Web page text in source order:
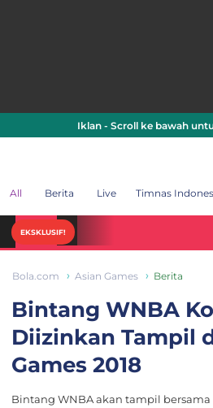
Iklan - Scroll ke bawah
All Berita Live Timnas
EKSKLUSIF!
Bola.com Asian Games Berita
Bintang WNBA
Diizinkan Tampil
Games 2018
Bintang WNBA akan tampil